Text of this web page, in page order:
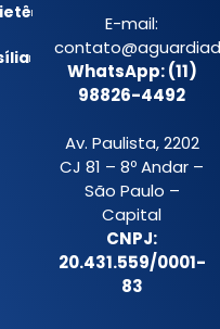
E-mail:
WhatsApp: (11)
98826-4492
Av. Paulista, 2202
CJ 81 – 8º Andar –
São Paulo –
Capital
CNPJ:
20.431.559/0001-
83